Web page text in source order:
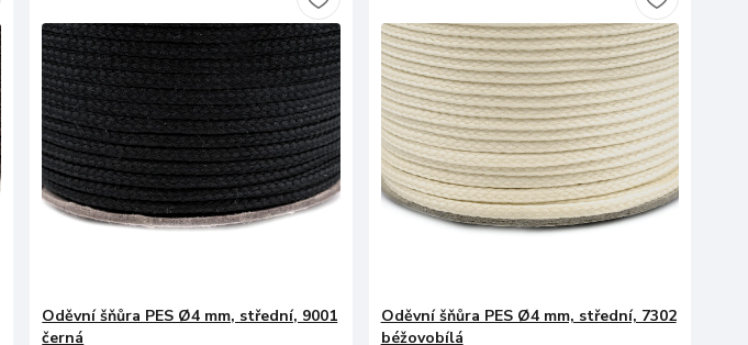
Oděvní šňůra PES Ø4 mm, střední, 9001
černá
Oděvní šňůra PES Ø4 mm, střední, 7302
béžovobílá